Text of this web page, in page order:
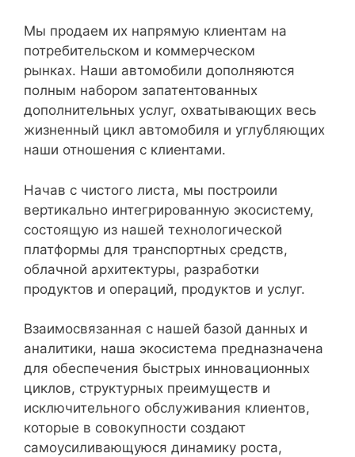
Мы продаем их напрямую клиентам на
потребительском и коммерческом
рынках. Наши автомобили дополняются
полным набором запатентованных
дополнительных услуг, охватывающих весь
жизненный цикл автомобиля и углубляющих
наши отношения с клиентами.
Начав с чистого листа, мы построили
вертикально интегрированную экосистему,
состоящую из нашей технологической
платформы для транспортных средств,
облачной архитектуры, разработки
продуктов и операций, продуктов и услуг.
Взаимосвязанная с нашей базой данных и
аналитики, наша экосистема предназначена
для обеспечения быстрых инновационных
циклов, структурных преимуществ и
исключительного обслуживания клиентов,
которые в совокупности создают
самоусиливающуюся динамику роста,